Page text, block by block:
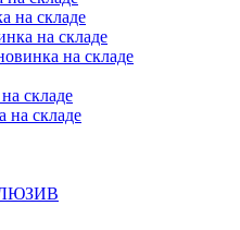
на складе
на складе
на складе
складе
на складе